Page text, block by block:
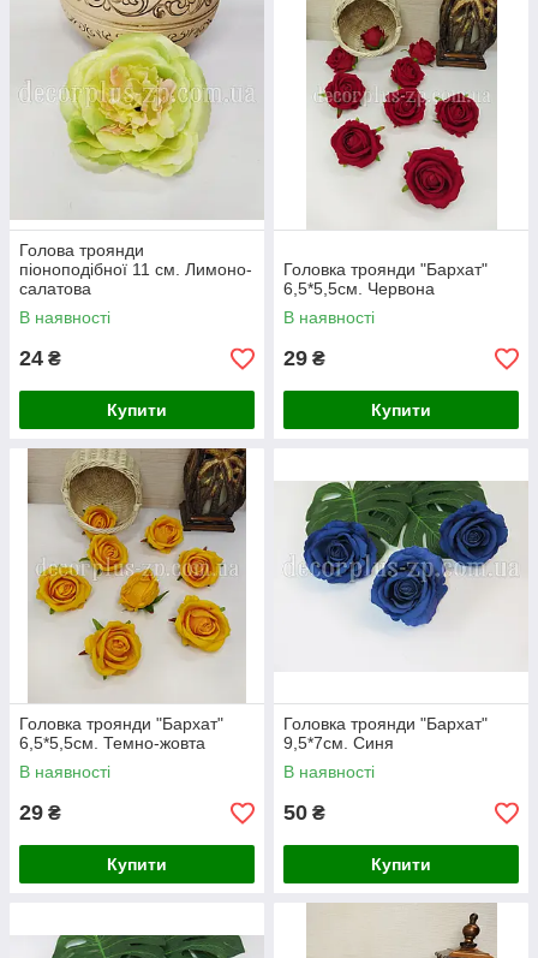
Голова троянди
піоноподібної 11 см. Лимоно-
салатова
В наявності
24 ₴
Купити
Головка троянди "Бархат"
6,5*5,5см. Червона
В наявності
29 ₴
Купити
Головка троянди "Бархат"
6,5*5,5см. Темно-жовта
В наявності
29 ₴
Купити
Головка троянди "Бархат"
9,5*7см. Синя
В наявності
50 ₴
Купити